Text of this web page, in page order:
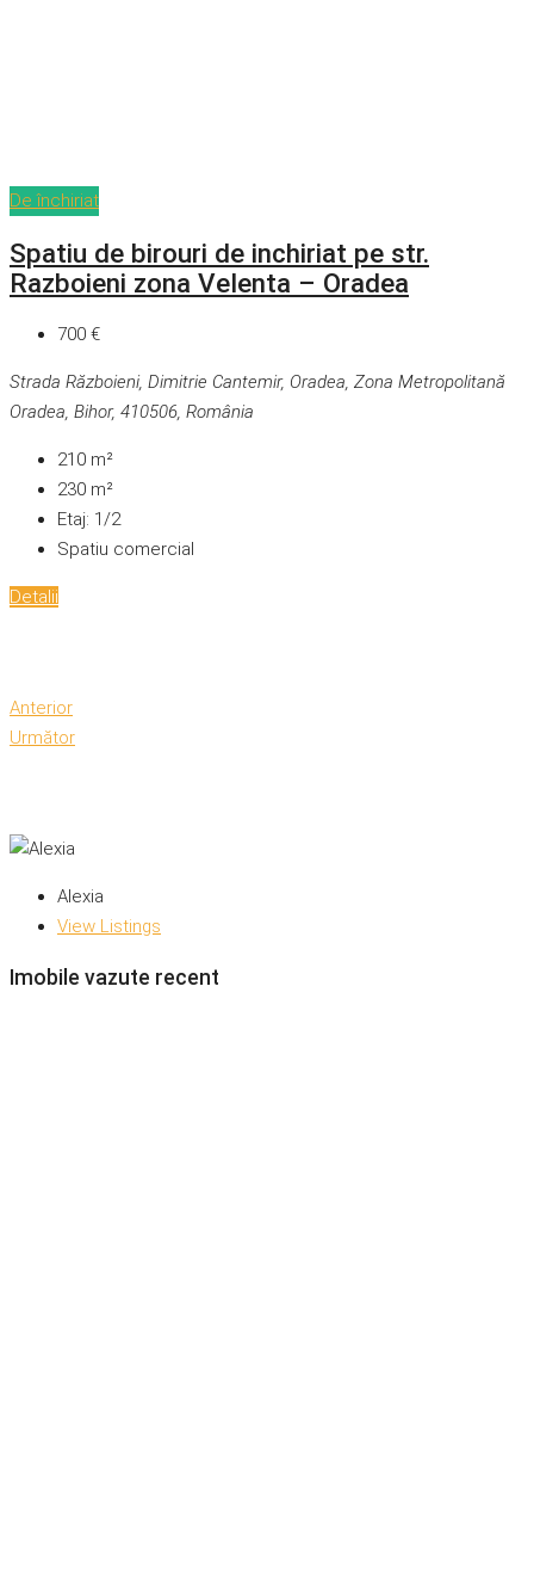
De închiriat
Spatiu de birouri de inchiriat pe str.
Razboieni zona Velenta – Oradea
700 €
Strada Războieni, Dimitrie Cantemir, Oradea, Zona Metropolitană
Oradea, Bihor, 410506, România
210 m²
230 m²
Etaj: 1/2
Spatiu comercial
Detalii
Anterior
Următor
Alexia
View Listings
Imobile vazute recent